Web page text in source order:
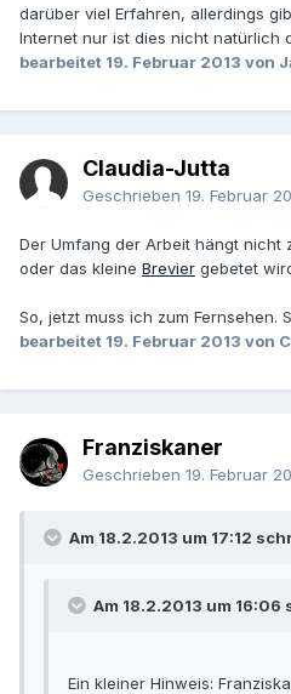
darüber viel Erfahren, allerdings
Internet nur ist dies nicht natürlich
bearbeitet 19. Februar 2013 von
Claudia-Jutta
Geschrieben 19. Februar
Der Umfang der Arbeit hängt nicht
oder das kleine Brevier gebetet
So, jetzt muss ich zum Fernsehen.
bearbeitet 19. Februar 2013 von
Franziskaner
Geschrieben 19. Februar
Am 18.2.2013 um 17:12
Am 18.2.2013 um
Ein kleiner Hinweis: